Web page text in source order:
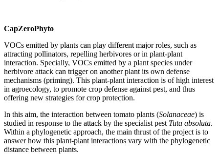
CapZeroPhyto
VOCs emitted by plants can play different major roles, such as
attracting pollinators, repelling herbivores or in plant-plant
interaction. Specially, VOCs emitted by a plant species under
herbivore attack can trigger on another plant its own defense
mechanisms (priming). This plant-plant interaction is of high interest
in agroecology, to promote crop defense against pest, and thus
offering new strategies for crop protection.
In this aim, the interaction between tomato plants (Solanaceae) is
studied in response to the attack by the specialist pest Tuta absoluta.
Within a phylogenetic approach, the main thrust of the project is to
answer how this plant-plant interactions vary with the phylogenetic
distance between plants.